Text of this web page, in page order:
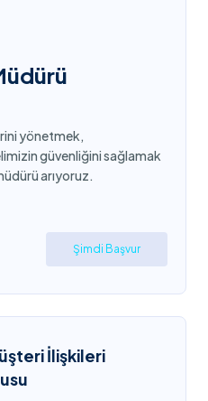
yönetmek,
güvenliğini sağlamak
arıyoruz.
Şimdi Başvur
İlişkileri